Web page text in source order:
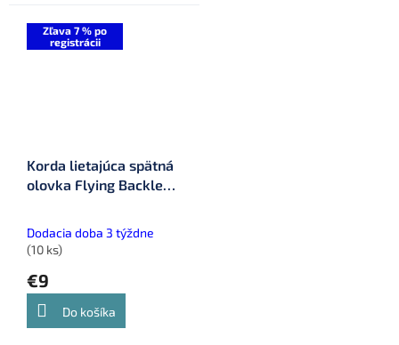
Zľava 7 % po
registrácii
Korda lietajúca spätná
olovka Flying Backlead
Dodacia doba 3 týždne
(10 ks)
€9
Do košíka